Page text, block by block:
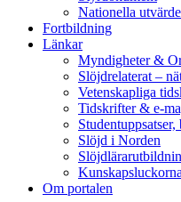
Nationella
Fortbildning
Länkar
Myndigheter &
Slöjdrelaterat –
Vetenskapliga
Tidskrifter & e-
Slöjd i Norden
Om portalen